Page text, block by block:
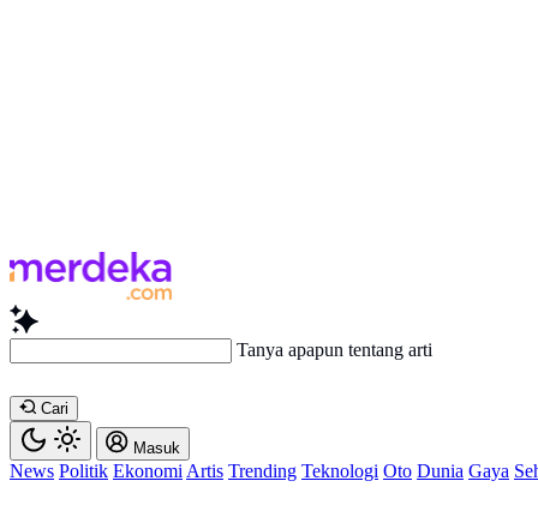
Tanya apapun tentang artikel ini..
Cari
Masuk
News Politik Ekonomi Artis Trending Teknologi Oto Dunia Gaya